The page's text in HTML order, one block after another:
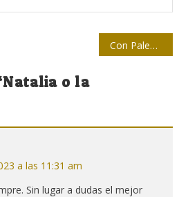
Con Palestina, Cuba solidaria
Natalia o la
a las 11:31 am
Sin lugar a dudas el mejor